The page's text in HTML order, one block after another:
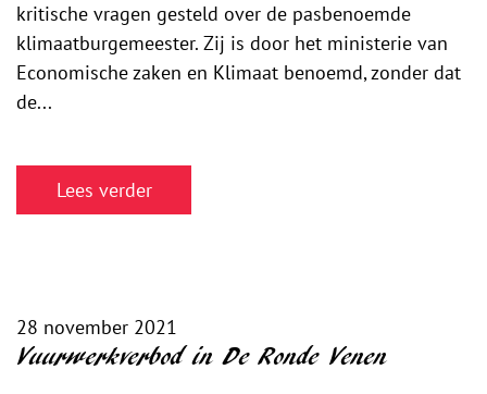
kritische vragen gesteld over de pasbenoemde
klimaatburgemeester. Zij is door het ministerie van
Economische zaken en Klimaat benoemd, zonder dat
de...
Lees verder
28 november 2021
Vuurwerkverbod in De Ronde Venen